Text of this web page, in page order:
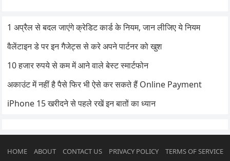
1 अप्रैल से बदल जाएंगे क्रेडिट कार्ड के नियम, जान लीजिए ये नियम
वैलेंटाइन डे पर इन गैजेट्स से करे अपने पार्टनर को खुश
10 हजार रुपये से कम में आने वाले बेस्ट स्मार्टफोन
अकाउंट में नहीं है पैसे फिर भी ऐसे कर सकते हैं Online Payment
iPhone 15 खरीदने से पहले रखें इन बातों का ध्यान
HOME ABOUT CONTACT US PRIVACY POLICY
TERMS OF SERVICE